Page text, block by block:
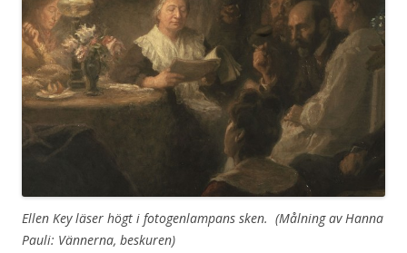
Ellen Key läser högt i fotogenlampans sken. (Målning av Hanna
Pauli: Vännerna, beskuren)